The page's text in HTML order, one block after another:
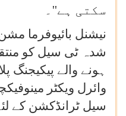
سکتی ہے''۔
نیشنل بائیوفرما
شدہ ٹی سیل کو
ہونے والے پیکیجنگ
وائرل ویکٹر
سیل ٹرانڈکشن کے